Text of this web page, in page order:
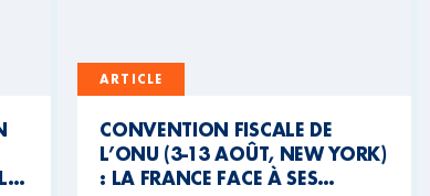
ARTICLE
CONVENTION FISCALE DE
L’ONU (3-13 AOÛT, NEW YORK)
: LA FRANCE FACE À SES